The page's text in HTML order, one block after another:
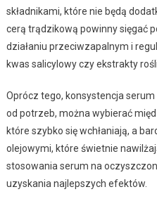
składnikami, które nie będą
cerą trądzikową powinny sięgać
działaniu przeciwzapalnym i
kwas salicylowy czy ekstrakty
Oprócz tego, konsystencja
od potrzeb, można wybierać
które szybko się wchłaniają, a
olejowymi, które świetnie
stosowania serum na
uzyskania najlepszych efektów.